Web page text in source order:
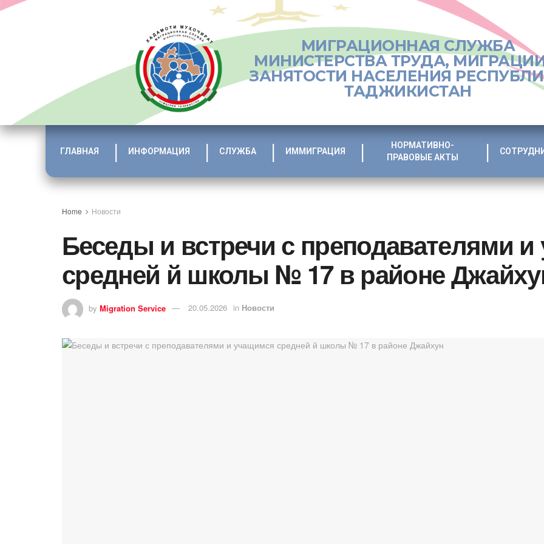
МИГРАЦИОННАЯ СЛУЖБА
МИНИСТЕРСТВА ТРУДА,
ЗАНЯТОСТИ НАСЕЛЕНИЯ
ТАДЖИКИСТАН
ГЛАВНАЯ ИНФОРМАЦИЯ СЛУЖБА ИММИГРАЦИЯ
НОРМАТИВНО-
ПРАВОВЫЕ АКТЫ
Home Новости
Беседы и встречи с преподавателями
средней й школы № 17 в районе
by Migration Service 20.05.2026 in Новости